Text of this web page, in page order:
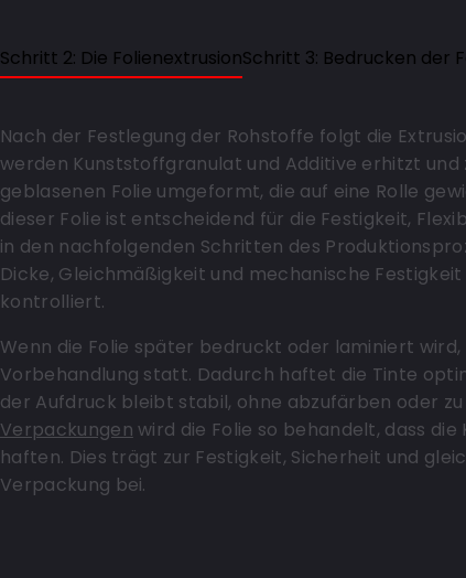
Schritt 2: Die FolienextrusionSchritt 3: Bedrucken der
Nach der Festlegung der Rohstoffe folgt die
werden Kunststoffgranulat und Additive erhitzt und
geblasenen Folie umgeformt, die auf eine Rolle
dieser Folie ist entscheidend für die Festigkeit,
in den nachfolgenden Schritten des
Dicke, Gleichmäßigkeit und mechanische
kontrolliert.
Wenn die Folie später bedruckt oder laminiert wird,
Vorbehandlung statt. Dadurch haftet die Tinte
der Aufdruck bleibt stabil, ohne abzufärben oder zu
Verpackungen wird die Folie so behandelt, dass
haften. Dies trägt zur Festigkeit, Sicherheit und
Verpackung bei.